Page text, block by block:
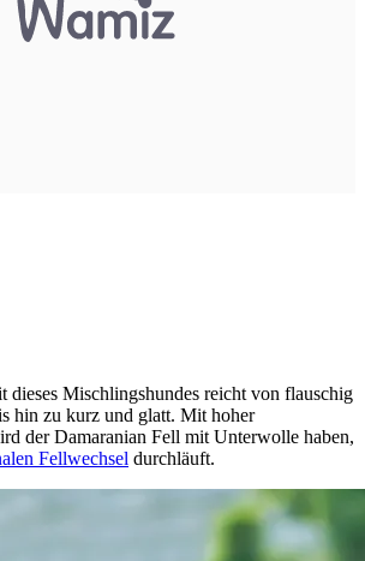
dieses Mischlingshundes reicht von flauschig
hin zu kurz und glatt. Mit hoher
der Damaranian Fell mit Unterwolle haben,
Fellwechsel durchläuft.